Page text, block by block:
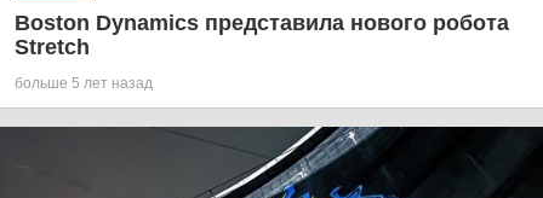
Boston Dynamics представила нового робота
Stretch
больше 5 лет назад